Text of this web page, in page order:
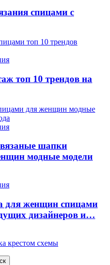
спицами с
топ 10 трендов на
шапки
модные модели
для женщин спицами
дизайнеров и…
крестом схемы